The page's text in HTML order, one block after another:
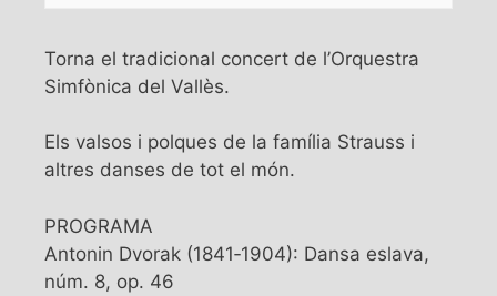
Torna el tradicional concert de l’Orquestra
Simfònica del Vallès.
Els valsos i polques de la família Strauss i
altres danses de tot el món.
PROGRAMA
Antonin Dvorak (1841‐1904): Dansa eslava,
núm. 8, op. 46